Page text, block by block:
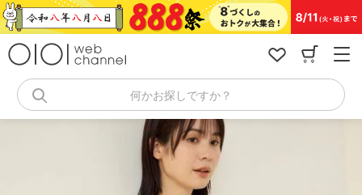
コ
ン
キ
何かお探しですか？